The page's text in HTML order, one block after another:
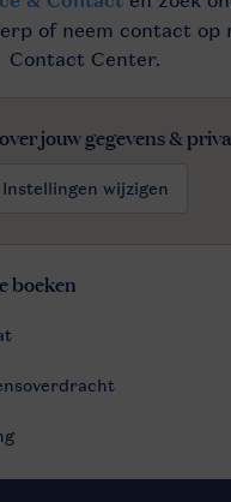
jouw gegevens &
Instellingen wijzigen
boeken